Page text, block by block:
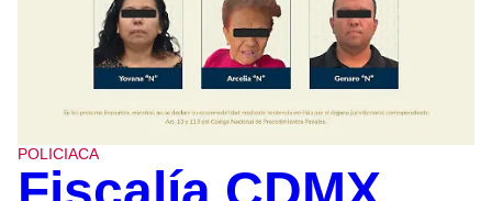
POLICIACA